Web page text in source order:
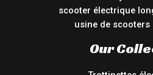
scooter électrique
usine de scooters
Our